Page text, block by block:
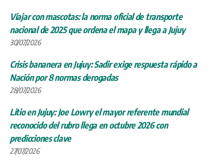
Viajar con mascotas: la norma oficial de transporte
nacional de 2025 que ordena el mapa y llega a Jujuy
30/07/2026
Crisis bananera en Jujuy: Sadir exige respuesta rápido a
Nación por 8 normas derogadas
28/07/2026
Litio en Jujuy: Joe Lowry el mayor referente mundial
reconocido del rubro llega en octubre 2026 con
predicciones clave
27/07/2026